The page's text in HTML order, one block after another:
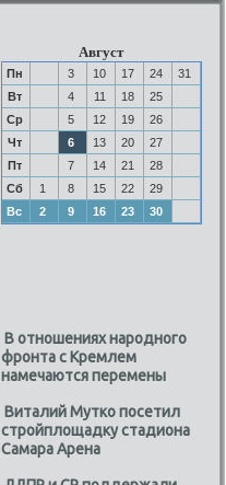
Август
Пн 3 10 17 24
31
Вт
4 11 18
25
Ср
5 12 19
26
Чт
6 13 20
27
Пт
7 14 21
28
Сб
1 8 15 22
29
Вс
2 9 16 23 30
В отношениях народного
фронта с Кремлем
намечаются перемены
Виталий Мутко посетил
стройплощадку стадиона
Самара Арена